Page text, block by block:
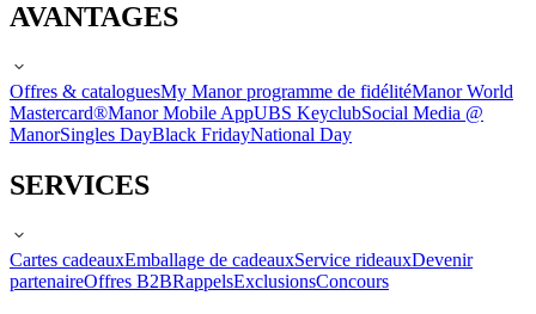
AVANTAGES
Offres & cataloguesMy Manor programme de fidélitéManor World
Mastercard®Manor Mobile AppUBS KeyclubSocial Media @
ManorSingles DayBlack FridayNational Day
SERVICES
Cartes cadeauxEmballage de cadeauxService rideauxDevenir
partenaireOffres B2BRappelsExclusionsConcours